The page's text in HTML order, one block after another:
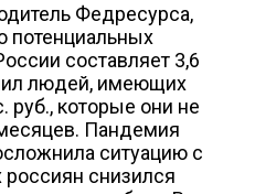
Федресурса,
потенциальных
составляет 3,6
людей, имеющих
руб., которые они не
Пандемия
ситуацию с
снизился